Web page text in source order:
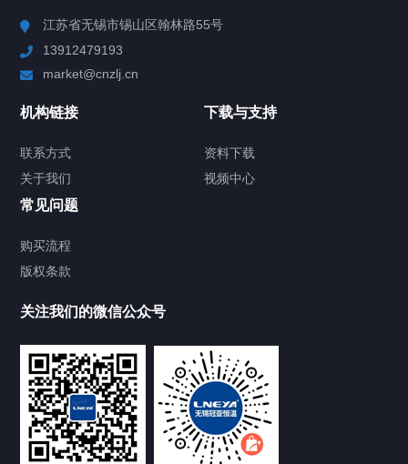
Chiller高精度制冷循环器
TCU温度控制单元
Chiller气体控温系统
Chamber试验箱
FREEZER低温箱
江苏省无锡市锡山区翰林路55号
13912479193
market@cnzlj.cn
机构链接
联系方式
关于我们
下载与支持
资料下载
视频中心
常见问题
购买流程
版权条款
关注我们的微信公众号